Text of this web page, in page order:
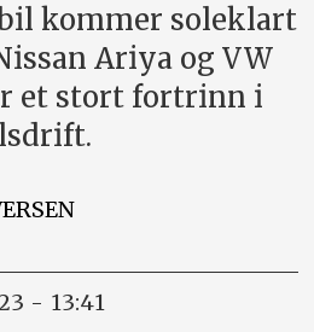
kommer soleklart
Ariya og VW
et stort fortrinn i
- 13:41